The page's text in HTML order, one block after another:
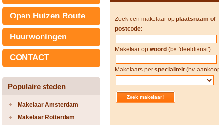
Open Huizen Route
Huurwoningen
CONTACT
Populaire steden
Makelaar Amsterdam
Makelaar Rotterdam
Zoek een makelaar op plaatsnaam of
postcode:
Makelaar op woord (bv. 'deeldienst'):
Makelaars per specialiteit (bv.